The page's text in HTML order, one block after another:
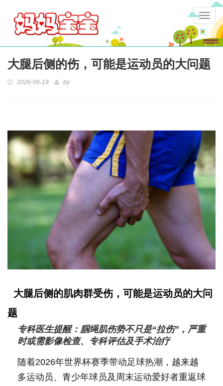
大腿后侧的伤，可能是运动员的大问题
2026-06-19 by
大腿后侧的肌肉群受伤，可能是运动员的大问
题
专科医生提醒：腘绳肌伤势不只是“拉伤”，严重
时或需影像检查、专科评估及手术治疗
随着2026年世界杯赛季带动足球热潮，越来越
多运动员、青少年球员及周末运动爱好者重返球